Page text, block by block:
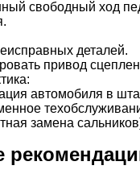
свободный ход
деталей.
привод
автомобиля в
замена